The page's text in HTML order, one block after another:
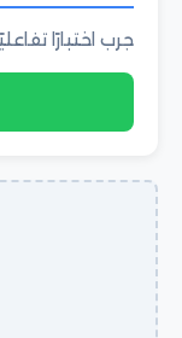
جرب اختبارًا